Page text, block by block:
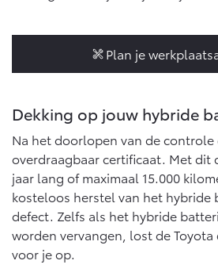
Corolla Cross
Vanaf € 39.995,-
OOK
Toyota C-HR+
BATTERIJ-ELEKTRISCH
RAV4
10 jaar batterijgarantie
Onderdelen
Accessoires
Banden
Connected
Connected Services
Verzekeren
Toyota Autoverzekering
Toyota Hybride Autoverzekering
Bedrijfswagens op maat
Verzekeren
Plan je
Dekking op jouw hybride
Na het doorlopen van de controle
overdraagbaar certificaat. Met dit
jaar lang of maximaal 15.000
kosteloos herstel van het hybride
defect. Zelfs als het hybride
worden vervangen, lost de
voor je op.